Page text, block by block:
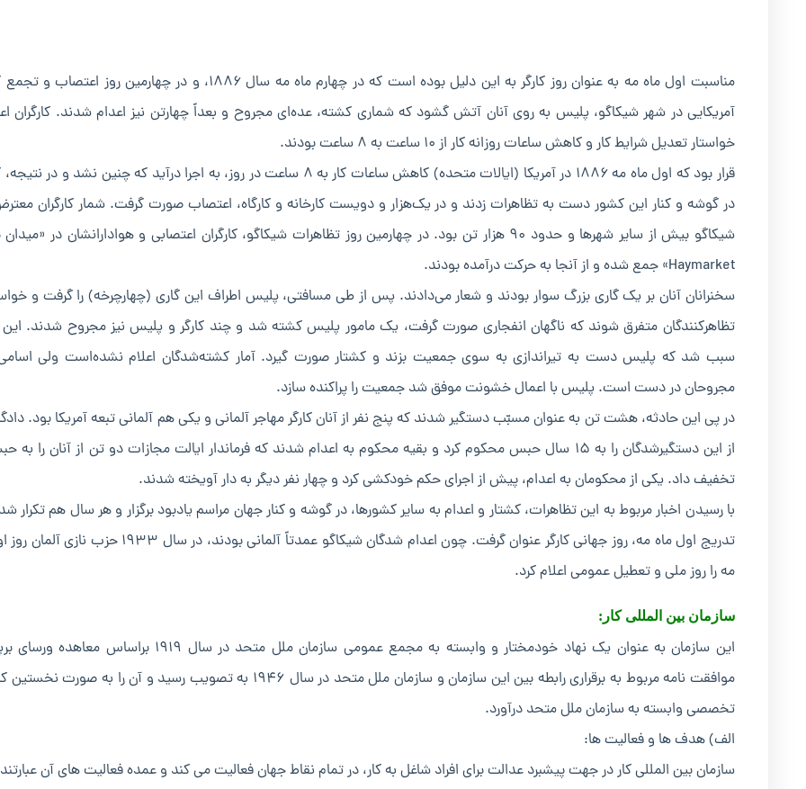
مناسبت اول ماه مه به عنوان روز کارگر به این دلیل بوده است که در چهارم ماه مه سال ۱۸۸۶، و در چهارمین روز
آمریکایی در شهر شیکاگو، پلیس به روی آنان آتش گشود که شماری کشته، عده‌ای مجروح و بعداً چهارتن نیز اعدام شدند. کارگران
خواستار تعدیل شرایط کار و کاهش ساعات روزانه کار از ۱۰ ساعت به ۸ ساعت بودند.
قرار بود که اول ماه مه ۱۸۸۶ در آمریکا (ایالات متحده) کاهش ساعات کار به ۸ ساعت در روز، به اجرا درآید که چنین نشد و در
در گوشه و کنار این کشور دست به تظاهرات زدند و در یک‌هزار و دویست کارخانه و کارگاه، اعتصاب صورت گرفت. شمار کارگران
شیکاگو بیش از سایر شهرها و حدود ۹۰ هزار تن بود. در چهارمین روز تظاهرات شیکاگو، کارگران اعتصابی و هوادارانشان در
Haymarket» جمع شده و از آنجا به حرکت درآمده بودند.
سخنرانان آنان بر یک گاری بزرگ سوار بودند و شعار می‌دادند. پس از طی مسافتی، پلیس اطراف این گاری (چهارچرخه) را گرفت و
تظاهرکنندگان متفرق شوند که ناگهان انفجاری صورت گرفت، یک مامور پلیس کشته شد و چند کارگر و پلیس نیز مجروح شدند. این
سبب شد که پلیس دست به تیراندازی به سوی جمعیت بزند و کشتار صورت گیرد. آمار کشته‌شدگان اعلام نشده‌است ولی اسامی
مجروحان در دست است. پلیس با اعمال خشونت موفق شد جمعیت را پراکنده سازد.
در پی این حادثه، هشت تن به عنوان مسبّب دستگیر شدند که پنج نفر از آنان کارگر مهاجر آلمانی و یکی هم آلمانی تبعه آمریکا بود.
از این دستگیرشدگان را به ۱۵ سال حبس محکوم کرد و بقیه محکوم به اعدام شدند که فرماندار ایالت مجازات دو تن از آنان را
تخفیف داد. یکی از محکومان به اعدام، پیش از اجرای حکم خودکشی کرد و چهار نفر دیگر به دار آویخته شدند.
با رسیدن اخبار مربوط به این تظاهرات، کشتار و اعدام به سایر کشورها، در گوشه و کنار جهان مراسم یادبود برگزار و هر سال هم تکرار
تدریج اول ماه مه، روز جهانی کارگر عنوان گرفت. چون اعدام‌ شدگان شیکاگو عمدتاً آلمانی بودند، در
مه را روز ملی و تعطیل عمومی اعلام کرد.
سازمان بین المللی کار:
این سازمان به عنوان یک نهاد خودمختار و وابسته به مجمع عمومی سازمان ملل متحد در سال ۱۹۱۹
موافقت نامه مربوط به برقراری رابطه بین این سازمان و سازمان ملل متحد در سال ۱۹۴۶ به تصویب رسید و آن را به
تخصصی وابسته به سازمان ملل متحد درآورد.
الف) هدف ها و فعالیت ها:
سازمان بین المللی کار در جهت پیشبرد عدالت برای افراد شاغل به کار، در تمام نقاط جهان فعالیت می کند و عمده فعالیت های آن